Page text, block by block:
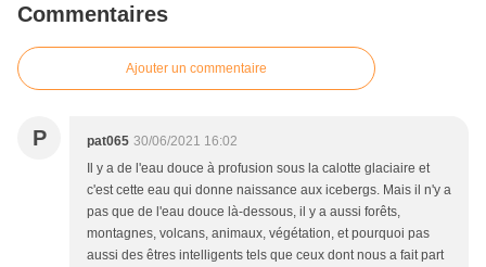
Commentaires
Ajouter un commentaire
P pat065 30/06/2021 16:02
Il y a de l'eau douce à profusion sous la calotte glaciaire et
c'est cette eau qui donne naissance aux icebergs. Mais il n'y a
pas que de l'eau douce là-dessous, il y a aussi forêts,
montagnes, volcans, animaux, végétation, et pourquoi pas
aussi des êtres intelligents tels que ceux dont nous a fait part